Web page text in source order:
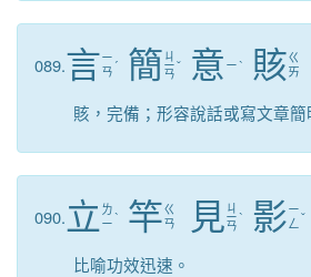
089.言ㄧ
ㄢ ˊ 簡 ㄐ
ㄧ
ㄢ
ˇ 意 ㄧˋ 賅ㄍ
ㄞ
賅，完備；形容說話或寫文章
090.立 ㄌ
ㄧˋ 竿ㄍ
ㄢ
見 ㄐ
ㄧ
ㄢ
ˋ 影ㄧ
ㄥ ˇ
比喻功效迅速。